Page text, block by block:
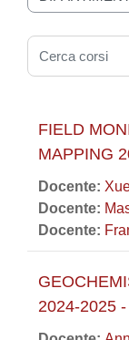
Categorie di
Cerca corsi
FIELD
MAPPING
Docente:
Docente:
Docente:
2024-2025